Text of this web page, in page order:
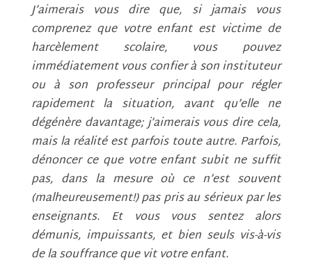
J’aimerais vous dire que, si jamais vous
comprenez que votre enfant est victime de
harcèlement scolaire, vous pouvez
immédiatement vous confier à son instituteur
ou à son professeur principal pour régler
rapidement la situation, avant qu’elle ne
dégénère davantage; j’aimerais vous dire cela,
mais la réalité est parfois toute autre. Parfois,
dénoncer ce que votre enfant subit ne suffit
pas, dans la mesure où ce n’est souvent
(malheureusement!) pas pris au sérieux par les
enseignants. Et vous vous sentez alors
démunis, impuissants, et bien seuls vis-à-vis
de la souffrance que vit votre enfant.